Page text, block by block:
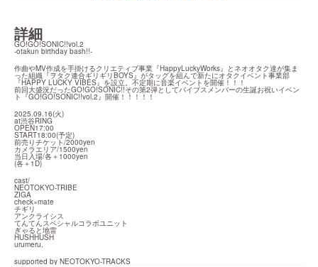
詳細
GO!GO!SONIC!!vol.2
-otakun birthday bash!!-
作曲やMV作成を手掛けるクリエティブ事業『HappyLuckyWorks』とネオオタク達が集ま
った組織『ヲタク連合ギリギリBOYS』がタッグを組んで新たにオタクイベント事業部
『HAPPY LUCKY VIBES』を設立。不定期に音楽イベントを開催！！！
前回大盛況だったGO!GO!SONIC!!その第2弾としてバイブスメンバーの生誕お祝いイベン
ト『GO!GO!SONIC!!vol.2』開催！！！！！
2025.09.16(火)
at渋谷RING
OPEN17:00
START18:00(予定)
前売りチケット/2000yen
カメラエリア/1500yen
当日入場/各＋1000yen
(各＋1D)
cast/
NEOTOKYO-TRIBE
ZIGA
check×mate
チギリ
アンクライシス
てんてんスペシャルコラボユニット
ぎゃると地雷
HUSHHUSH
urumeru.
supported by NEOTOKYO-TRACKS